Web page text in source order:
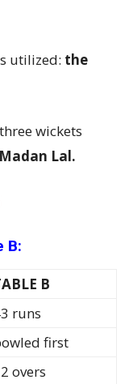
utilized: the
wickets
Lal.
B:
B
runs
first
overs